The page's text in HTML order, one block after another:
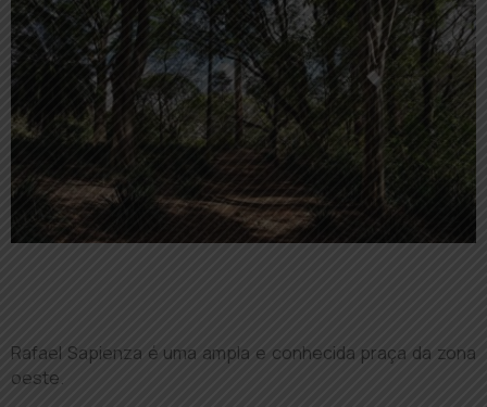
Rafael Sapienza é uma ampla e conhecida praça da zona
oeste.